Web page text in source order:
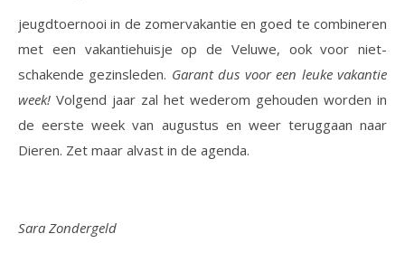
jeugdtoernooi in de zomervakantie en goed te combineren
met een vakantiehuisje op de Veluwe, ook voor niet-
schakende gezinsleden. Garant dus voor een leuke vakantie
week! Volgend jaar zal het wederom gehouden worden in
de eerste week van augustus en weer teruggaan naar
Dieren. Zet maar alvast in de agenda.
Sara Zondergeld